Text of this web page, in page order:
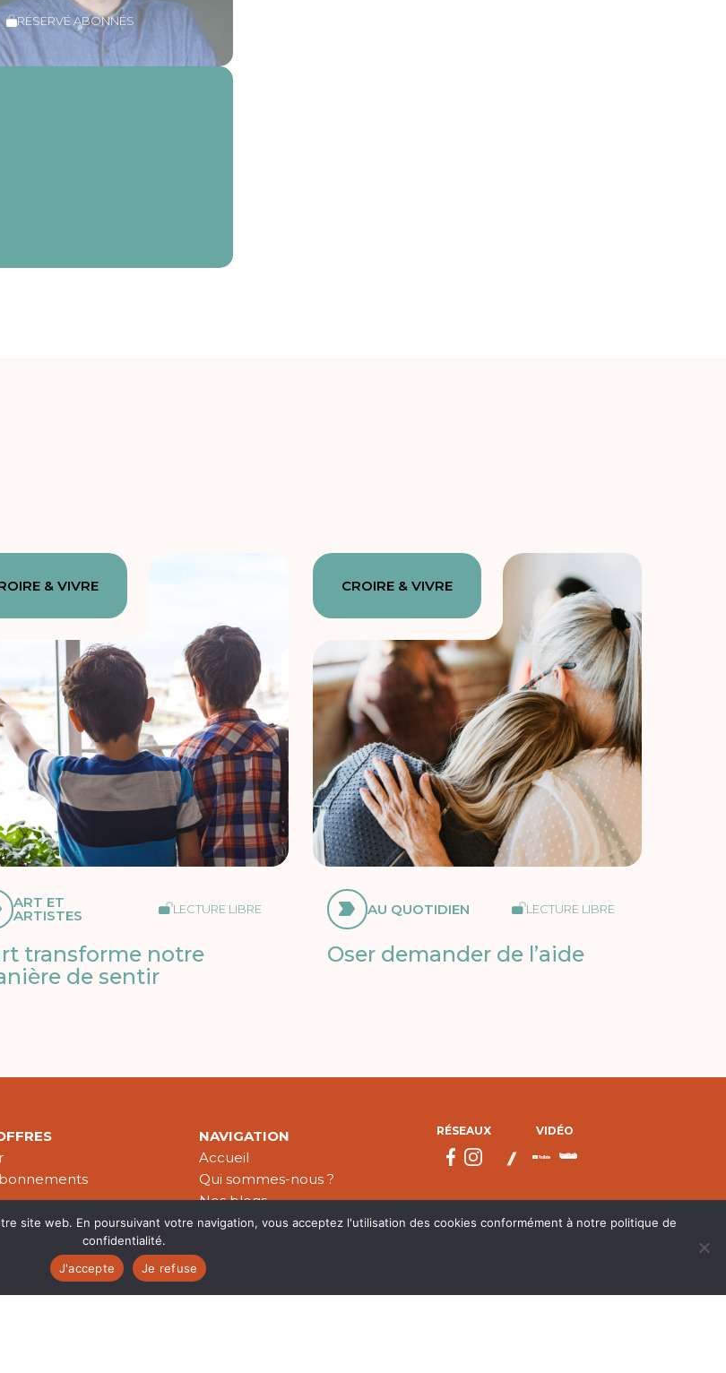
RÉSERVÉ ABONNÉS
& VIVRE
ART ET
ARTISTES LECTURE LIBRE
transforme notre
de sentir
CROIRE & VIVRE
AU QUOTIDIEN LECTURE LIBRE
Oser demander de l’aide
NAVIGATION
Accueil
Qui sommes-nous ?
Nos blogs
Nos publications
RÉSEAUX VIDÉO
site web. En poursuivant votre navigation, vous acceptez l'utilisation des cookies conformément à notre politique de
confidentialité.
J'accepte
Je refuse